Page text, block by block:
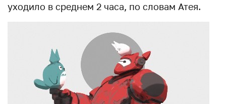
уходило в среднем 2 часа, по словам Атея.